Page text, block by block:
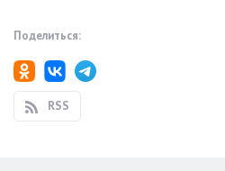
Поделиться:
RSS